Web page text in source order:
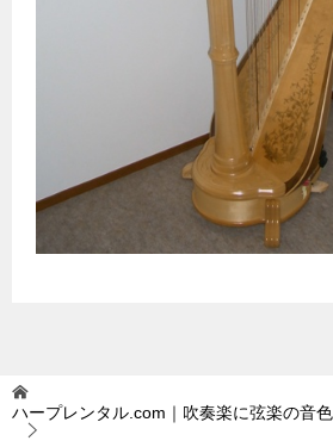
ハープレンタル.com｜吹奏楽に弦楽の音